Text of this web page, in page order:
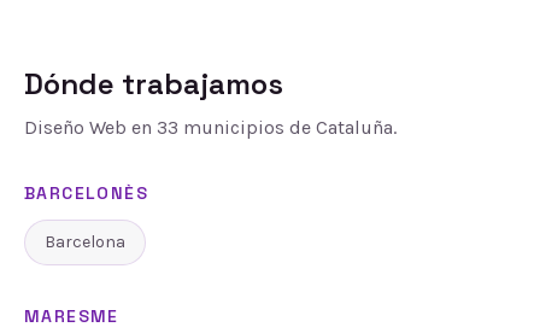
Dónde trabajamos
Diseño Web en 33 municipios de Cataluña.
BARCELONÈS
Barcelona
MARESME